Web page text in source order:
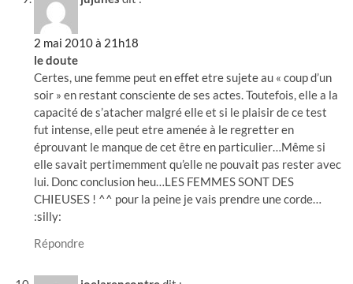
2 mai 2010 à 21h18
le doute
Certes, une femme peut en effet etre sujete au « coup d’un
soir » en restant consciente de ses actes. Toutefois, elle a la
capacité de s’atacher malgré elle et si le plaisir de ce test
fut intense, elle peut etre amenée à le regretter en
éprouvant le manque de cet être en particulier…Même si
elle savait pertimemment qu’elle ne pouvait pas rester avec
lui. Donc conclusion heu…LES FEMMES SONT DES
CHIEUSES ! ^^ pour la peine je vais prendre une corde…
:silly:
Répondre